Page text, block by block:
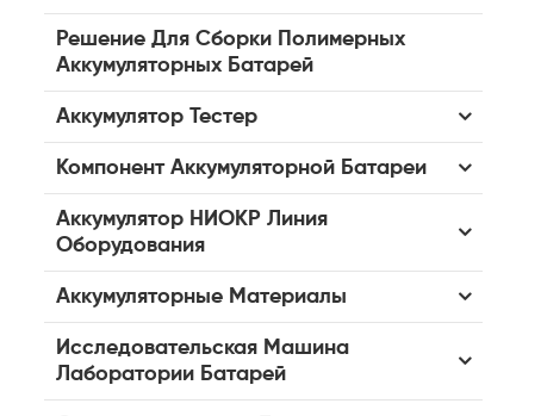
Решение Для Сборки Полимерных
Аккумуляторных Батарей
Аккумулятор Тестер
Компонент Аккумуляторной Батареи
Аккумулятор НИОКР Линия
Оборудования
Аккумуляторные Материалы
Исследовательская Машина
Лаборатории Батарей